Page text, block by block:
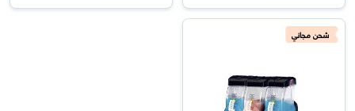
شحن مجاني